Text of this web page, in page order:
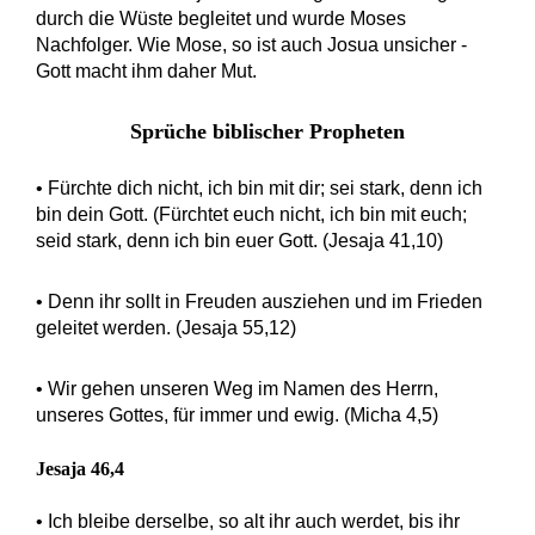
durch die Wüste begleitet und wurde Moses
Nachfolger. Wie Mose, so ist auch Josua unsicher -
Gott macht ihm daher Mut.
Sprüche biblischer Propheten
• Fürchte dich nicht, ich bin mit dir; sei stark, denn ich
bin dein Gott. (Fürchtet euch nicht, ich bin mit euch;
seid stark, denn ich bin euer Gott. (Jesaja 41,10)
• Denn ihr sollt in Freuden ausziehen und im Frieden
geleitet werden. (Jesaja 55,12)
• Wir gehen unseren Weg im Namen des Herrn,
unseres Gottes, für immer und ewig. (Micha 4,5)
Jesaja 46,4
• Ich bleibe derselbe, so alt ihr auch werdet, bis ihr